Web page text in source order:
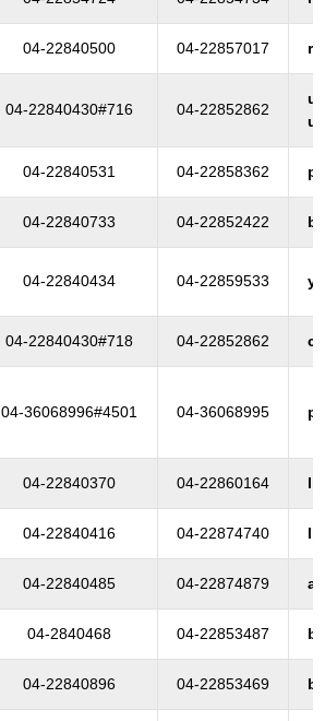
04-22840500 04-22857017
04-22840430#716 04-22852862
04-22840531 04-22858362
04-22840733 04-22852422
04-22840434 04-22859533
04-22840430#718 04-22852862
04-36068996#4501 04-36068995
04-22840370 04-22860164
04-22840416 04-22874740
04-22840485 04-22874879
04-2840468 04-22853487
04-22840896 04-22853469